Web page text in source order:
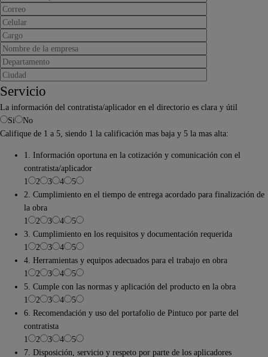
Servicio
La información del contratista/aplicador en el directorio es clara y útil
Si
No
Califique de 1 a 5, siendo 1 la calificación mas baja y 5 la mas alta:
1. Información oportuna en la cotización y comunicación con el
contratista/aplicador
1
2 3 4
5
2. Cumplimiento en el tiempo de entrega acordado para finalización de
la obra
1
2 3 4
5
3. Cumplimiento en los requisitos y documentación requerida
1
2 3 4
5
4. Herramientas y equipos adecuados para el trabajo en obra
1
2 3 4
5
5. Cumple con las normas y aplicación del producto en la obra
1
2 3 4
5
6. Recomendación y uso del portafolio de Pintuco por parte del
contratista
1
2 3 4
5
7. Disposición, servicio y respeto por parte de los aplicadores